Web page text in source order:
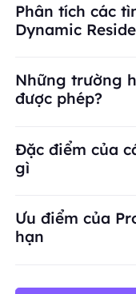
Phân tích các
Dynamic
Những trường
được phép?
BestProxy
Đặc điểm của
gì
Ưu điểm của
hạn